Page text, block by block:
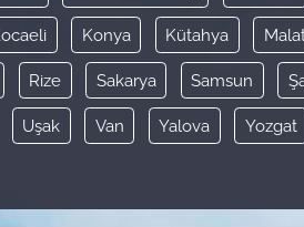
Konya Kütahya
Rize Sakarya Samsun
Uşak Van Yalova Yozgat